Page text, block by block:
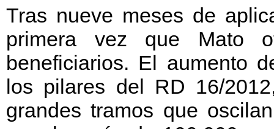
Tras nueve meses de
primera vez que Mato
beneficiarios. El aumento
los pilares del RD 16/
grandes tramos que